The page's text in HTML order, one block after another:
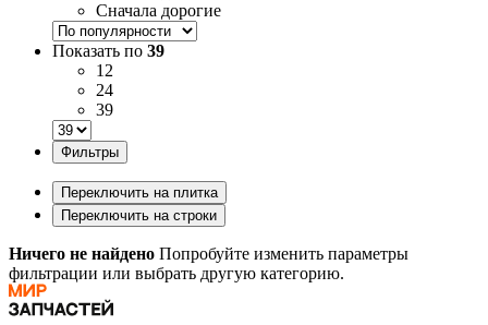
Сначала дорогие
Показать по 39
12
24
39
Фильтры
Переключить на плитка
Переключить на строки
Ничего не найдено Попробуйте изменить параметры
фильтрации или выбрать другую категорию.